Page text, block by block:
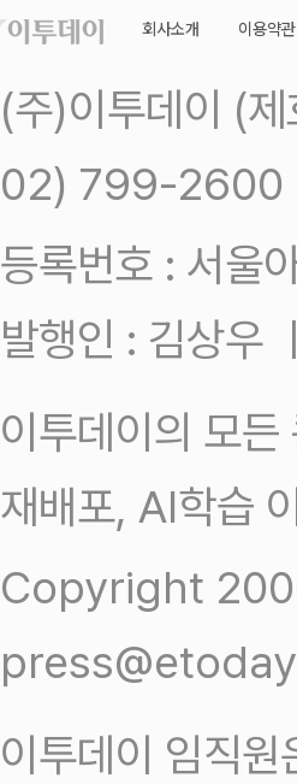
회사소개 이용약관
(주)이투데이 (
02) 799-2600
등록번호 : 서
발행인 : 김상우
이투데이의 모
재배포, AI학습
Copyright
이투데이 임직